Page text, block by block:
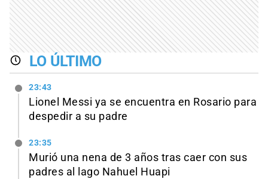
LO ÚLTIMO
23:43
Lionel Messi ya se encuentra en Rosario para
despedir a su padre
23:35
Murió una nena de 3 años tras caer con sus
padres al lago Nahuel Huapi